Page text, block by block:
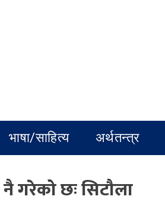
भाषा/साहित्य अर्थतन्त्र
गरेको छः सिटौला